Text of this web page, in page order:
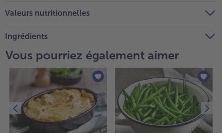
Valeurs nutritionnelles
Ingrédients
Vous pourriez également aimer